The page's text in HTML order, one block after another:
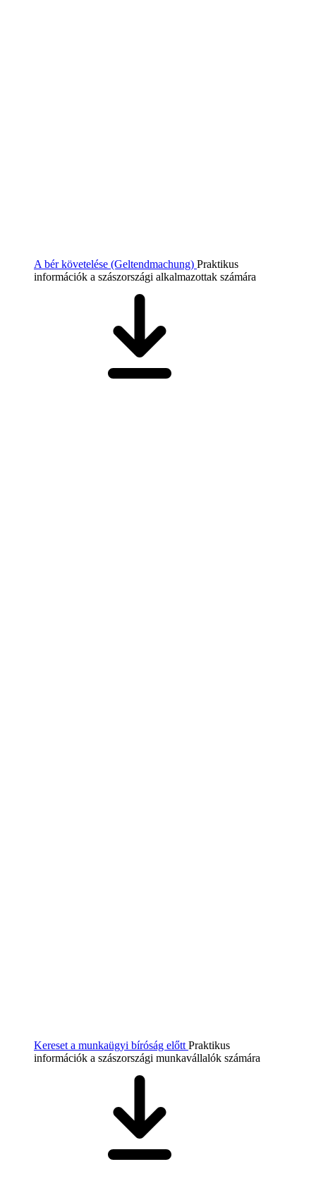
A bér követelése (Geltendmachung) Praktikus
információk a szászországi alkalmazottak számára
Kereset a munkaügyi bíróság előtt Praktikus
információk a szászországi munkavállalók számára